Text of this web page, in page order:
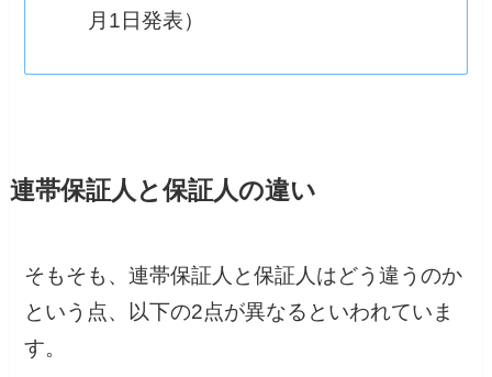
月1日発表）
連帯保証人と保証人の違い
そもそも、連帯保証人と保証人はどう違うのか
という点、以下の2点が異なるといわれていま
す。